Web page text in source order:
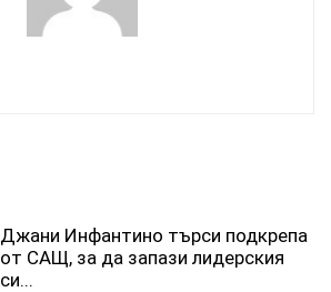
Джани Инфантино търси подкрепа
от САЩ, за да запази лидерския
си...